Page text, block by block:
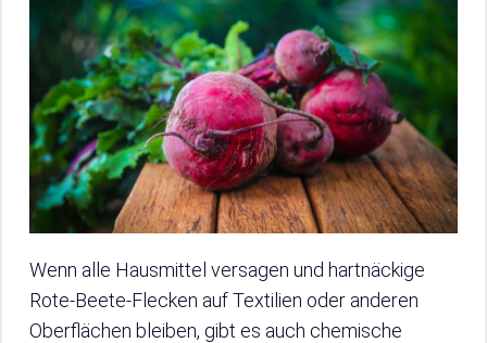
Wenn alle Hausmittel versagen und hartnäckige
Rote-Beete-Flecken auf Textilien oder anderen
Oberflächen bleiben, gibt es auch chemische